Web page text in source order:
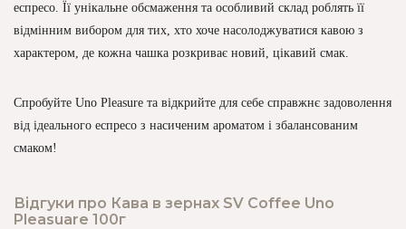
еспресо. Її унікальне обсмаження та особливий склад роблять її
відмінним вибором для тих, хто хоче насолоджуватися кавою з
характером, де кожна чашка розкриває новий, цікавий смак.
Спробуйте Uno Pleasure та відкрийте для себе справжнє задоволення
від ідеального еспресо з насиченим ароматом і збалансованим
смаком!
Відгуки про Кава в зернах SV Coffee Uno
Pleasuare 100г